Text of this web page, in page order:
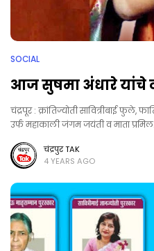
SOCIAL
आज सुषमा अंधारे यांचे
चंद्रपूर : क्रांतिज्योती सावित्रीबाई फुले,
उर्फ महाकाली जंगम जयंती व माता
चंद्रपुर TAK
4 YEARS AGO